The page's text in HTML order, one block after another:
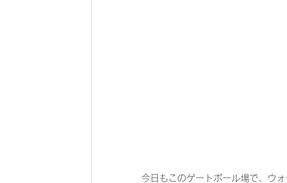
今日もこのゲートボール場で、ウ